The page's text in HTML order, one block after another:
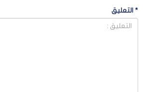
* التعليق